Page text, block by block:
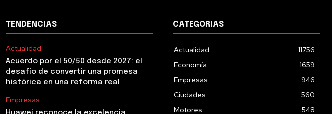
TENDENCIAS
Actualidad
Acuerdo por el 50/50 desde 2027: el
desafío de convertir una promesa
histórica en una reforma real
Empresas
Huawei reconoce la excelencia
CATEGORIAS
Actualidad
11756
Economía
1659
Empresas
946
Ciudades
560
Motores
548